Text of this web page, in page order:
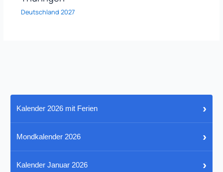
Deutschland 2027
Kalender 2026 mit Ferien ›
Mondkalender 2026 ›
Kalender Januar 2026 ›